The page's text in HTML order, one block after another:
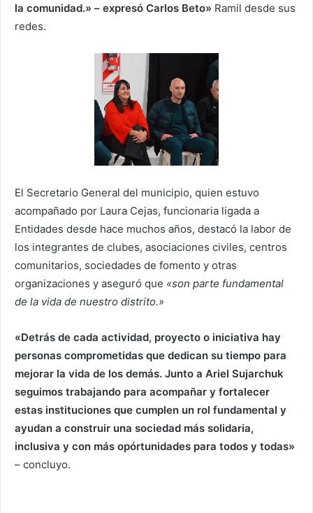
la comunidad.» – expresó Carlos Beto» Ramil desde sus
redes.
El Secretario General del municipio, quien estuvo
acompañado por Laura Cejas, funcionaria ligada a
Entidades desde hace muchos años, destacó la labor de
los integrantes de clubes, asociaciones civiles, centros
comunitarios, sociedades de fomento y otras
organizaciones y aseguró que «son parte fundamental
de la vida de nuestro distrito.»
«Detrás de cada actividad, proyecto o iniciativa hay
personas comprometidas que dedican su tiempo para
mejorar la vida de los demás. Junto a Ariel Sujarchuk
seguimos trabajando para acompañar y fortalecer
estas instituciones que cumplen un rol fundamental y
ayudan a construir una sociedad más solidaria,
inclusiva y con más opórtunidades para todos y todas»
– concluyo.